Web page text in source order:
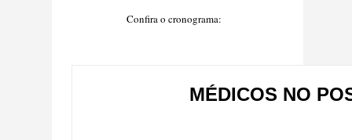
Confira o cronograma:
MÉDICOS NO